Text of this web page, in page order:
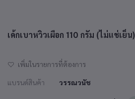
เค้กเบาหวิวเผือก 110 กรัม (ไม่แช่เย็น)
เพิ่มในรายการที่ต้องการ
แบรนด์สินค้า วรรณวนัช